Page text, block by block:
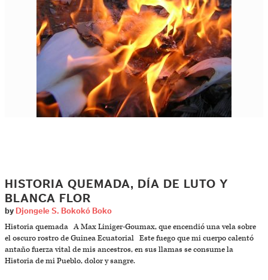
HISTORIA QUEMADA, DÍA DE LUTO Y
BLANCA FLOR
by Djongele S. Bokokó Boko
Historia quemada A Max Liniger-Goumax, que encendió una vela sobre
el oscuro rostro de Guinea Ecuatorial Este fuego que mi cuerpo calentó
antaño fuerza vital de mis ancestros, en sus llamas se consume la
Historia de mi Pueblo, dolor y sangre.